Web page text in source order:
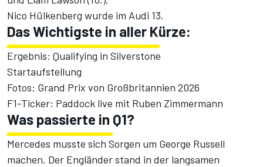
Nico Hülkenberg wurde im Audi 13.
Das Wichtigste in aller Kürze:
Ergebnis: Qualifying in Silverstone
Startaufstellung
Fotos: Grand Prix von Großbritannien 2026
F1-Ticker: Paddock live mit Ruben Zimmermann
Was passierte in Q1?
Mercedes musste sich Sorgen um George Russell
machen. Der Engländer stand in der langsamen